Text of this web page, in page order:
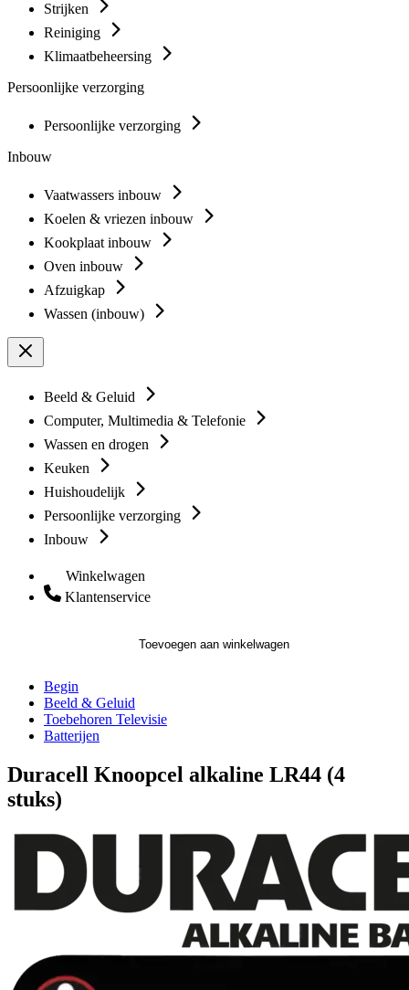
Strijken
Reiniging
Klimaatbeheersing
Persoonlijke verzorging
Persoonlijke verzorging
Inbouw
Vaatwassers inbouw
Koelen & vriezen inbouw
Kookplaat inbouw
Oven inbouw
Afzuigkap
Wassen (inbouw)
Beeld & Geluid
Computer, Multimedia & Telefonie
Wassen en drogen
Keuken
Huishoudelijk
Persoonlijke verzorging
Inbouw
Winkelwagen
Klantenservice
Toevoegen aan winkelwagen
Begin
Beeld & Geluid
Toebehoren Televisie
Batterijen
Duracell Knoopcel alkaline LR44 (4
stuks)